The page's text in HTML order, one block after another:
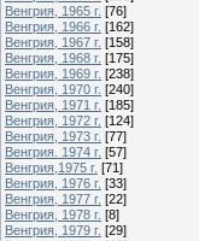
Венгрия, 1965 г. [76]
Венгрия, 1966 г. [162]
Венгрия, 1967 г. [158]
Венгрия, 1968 г. [175]
Венгрия, 1969 г. [238]
Венгрия, 1970 г. [240]
Венгрия, 1971 г. [185]
Венгрия, 1972 г. [124]
Венгрия, 1973 г. [77]
Венгрия. 1974 г. [57]
Венгрия,1975 г. [71]
Венгрия, 1976 г. [33]
Венгрия, 1977 г. [22]
Венгрия, 1978 г. [8]
Венгрия, 1979 г. [29]